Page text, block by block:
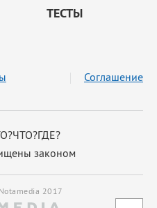
ТЕСТЫ
законом
Соглашение
2017